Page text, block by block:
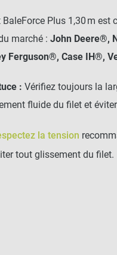
BaleForce Plus 1,30 m
marché : John Deere®,
Ferguson®, Case IH®,
: Vérifiez toujours la
fluide du filet et
la tension
tout glissement du filet.